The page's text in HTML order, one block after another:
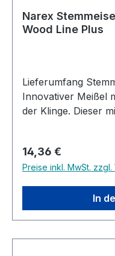
Narex
Wood Line Plus
Lieferumfang Stemmeisen 12mm Beschreibung
Innovativer Meißel
der Klinge. Dieser
genug, um
standzuhalten. Die
Hainbuchengriff,
verbesserte
einzigartiges Design
Wärmebehandet auf
Regulärer Preis:
14,36 €
Preise inkl. MwSt.
In